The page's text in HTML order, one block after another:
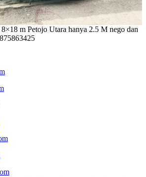
m Petojo Utara hanya 2.5 M nego dan